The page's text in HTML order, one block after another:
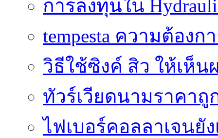
การลงทุนใน
tempesta ความต้อง
วิธีใช้ซิงค์ สิว ให้เห็
ทัวร์เวียดนามราคาถู
ไฟเบอร์คอลลาเจนยั